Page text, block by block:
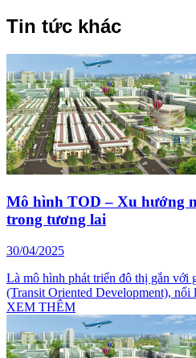
Tin tức khác
Mô hình TOD – Xu hướng
trong tương lai
30/04/2025
Là mô hình phát triển đô thị gắn với
(Transit Oriented Development),
XEM THÊM